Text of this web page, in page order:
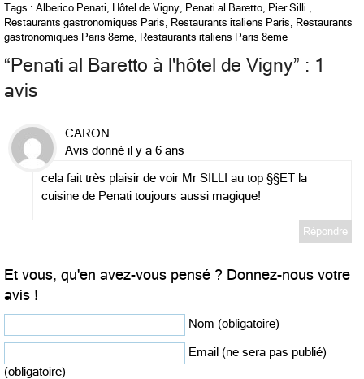
Tags : Alberico Penati Hôtel de Vigny Penati al Baretto Pier Silli
Restaurants gastronomiques Paris Restaurants italiens Paris Restaurants
gastronomiques Paris 8ème Restaurants italiens Paris 8ème
“ Penati al Baretto à l'hôtel de Vigny” : 1
avis
CARON
Avis donné il y a 6 ans
cela fait très plaisir de voir Mr SILLI au top §§ET la
cuisine de Penati toujours aussi magique!
Répondre
Et vous, qu'en avez-vous pensé ? Donnez-nous votre
avis !
Nom (obligatoire)
Email (ne sera pas publié)
(obligatoire)